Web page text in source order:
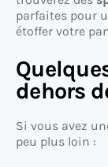
parfaites pour
étoffer votre
dehors
Si vous avez
peu plus loin :